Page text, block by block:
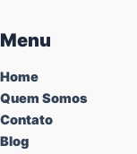
Menu
Home
Quem Somos
Contato
Blog